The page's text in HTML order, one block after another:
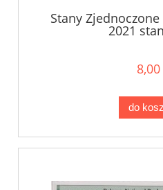
Stany
2021
8,00
do